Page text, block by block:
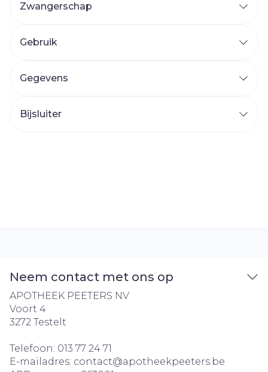
Zwangerschap
Gebruik
Gegevens
Bijsluiter
Neem contact met ons op
APOTHEEK PEETERS NV
Voort 4
3272 Testelt
Telefoon: 013 77 24 71
E-mailadres: contact@apotheekpeeters.be